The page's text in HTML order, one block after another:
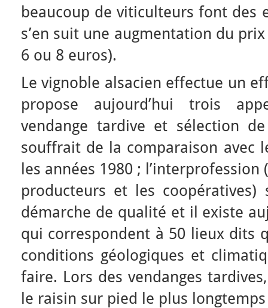
beaucoup de viticulteurs font des
s’en suit une augmentation du
6 ou 8 euros).
Le vignoble alsacien effectue un
propose aujourd’hui trois
vendange tardive et sélection de
souffrait de la comparaison avec
les années 1980 ;
producteurs et les coopératives)
démarche de qualité et il existe
qui correspondent à 50 lieux dits
conditions géologiques et
faire. Lors des vendanges
le raisin sur pied le plus